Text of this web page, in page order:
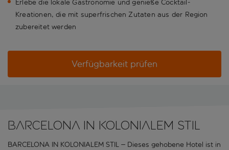
Erlebe die lokale Gastronomie und genieße Cocktail-
Kreationen, die mit superfrischen Zutaten aus der Region
zubereitet werden
Verfügbarkeit prüfen
BARCELONA IN KOLONIALEM STIL
BARCELONA IN KOLONIALEM STIL – Dieses gehobene Hotel ist in